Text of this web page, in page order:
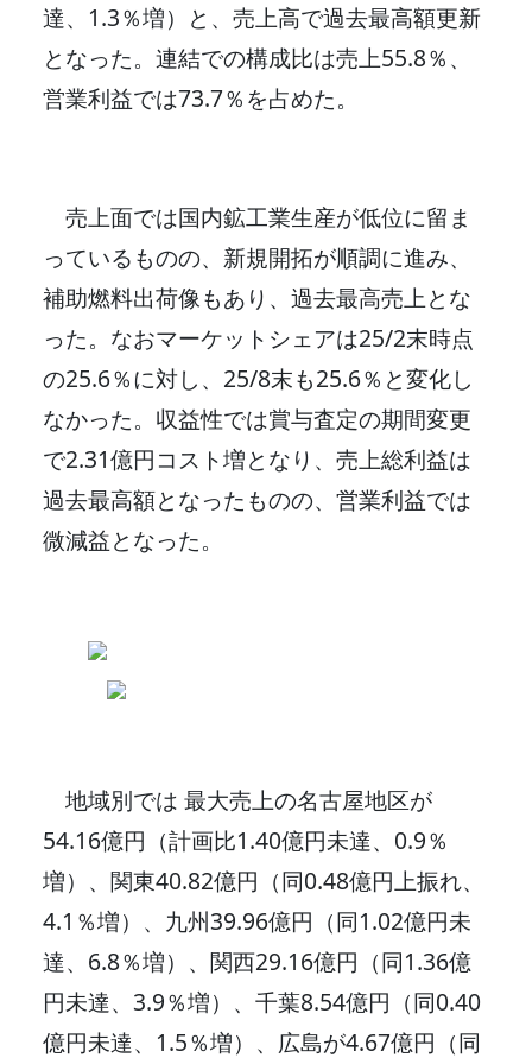
達、1.3％増）と、売上高で過去最高額更新
となった。連結での構成比は売上55.8％、
営業利益では73.7％を占めた。
売上面では国内鉱工業生産が低位に留ま
っているものの、新規開拓が順調に進み、
補助燃料出荷像もあり、過去最高売上とな
った。なおマーケットシェアは25/2末時点
の25.6％に対し、25/8末も25.6％と変化し
なかった。収益性では賞与査定の期間変更
で2.31億円コスト増となり、売上総利益は
過去最高額となったものの、営業利益では
微減益となった。
地域別では 最大売上の名古屋地区が
54.16億円（計画比1.40億円未達、0.9％
増）、関東40.82億円（同0.48億円上振れ、
4.1％増）、九州39.96億円（同1.02億円未
達、6.8％増）、関西29.16億円（同1.36億
円未達、3.9％増）、千葉8.54億円（同0.40
億円未達、1.5％増）、広島が4.67億円（同